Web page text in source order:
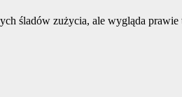
śladów zużycia, ale wygląda